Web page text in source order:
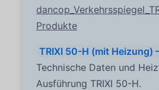
Produkte
TRIXI 50-H (mit Heizung)
Technische Daten und
Ausführung TRIXI 50-H.